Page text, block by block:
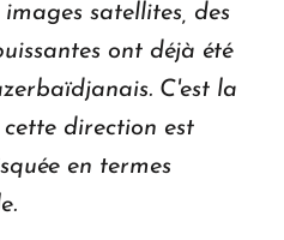
satellites, des
ont déjà été
C'est la
direction est
en termes